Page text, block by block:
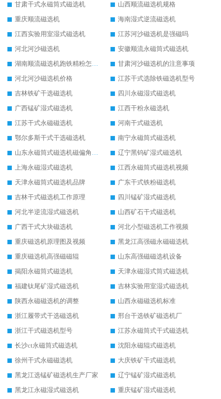
甘肃干式永磁筒式磁选机
山西顺流磁选机规格
重庆顺流磁选机
海南湿式逆流磁选机
江西实验用室湿式磁选机
江苏河沙磁选机是强磁吗
河北河沙磁选机
安徽顺流永磁筒式磁选机
湖南顺流磁选机跑铁精粉怎么处理
甘肃河沙磁选机的注意事项
河北河沙磁选机价格
江苏干式选除铁磁选机型号
吉林铁矿干选磁选机
四川永磁湿式磁选机
广西锰矿湿式磁选机
江西干粉永磁选机
江苏干式永磁磁选机
河南干式磁选机
鄂尔多斯干式干选磁选机
南宁永磁筒式磁选机
山东永磁筒式磁选机磁偏角怎么调整
辽宁黑钨矿湿式磁选机
上海永磁湿式磁选机
江西永磁筒式磁选机视频
天津永磁筒式磁选机品牌
广东干式铁粉磁选机
吉林干式磁选机工作原理
四川锰矿湿式磁选机
河北半逆流湿式磁选机
山西矿石干式磁选机
广西干式大块磁选机
河北小型磁选机工作视频
重庆磁选机原理图及视频
黑龙江高强磁永磁磁选机
重庆磁选机高强磁磁辊
山东高强磁磁选机设备
揭阳永磁筒式磁选机
天津永磁湿式筒式磁选机
福建钛尾矿湿式磁选机
吉林实验用室湿式磁选机
陕西永磁磁选机的调整
山西永磁磁选机标准
浙江履带式干选磁选机
邢台干选铁矿磁选机厂
浙江干式磁选机型号
江苏永磁筒式干式磁选机
长沙ct永磁筒式磁选机
沈阳永磁辊式磁选机
徐州干式永磁磁选机
大庆铁矿干式磁选机
黑龙江选锰矿磁选机生产厂家
辽宁锰矿湿式磁选机
黑龙江永磁湿式磁选机
重庆锰矿湿式磁选机